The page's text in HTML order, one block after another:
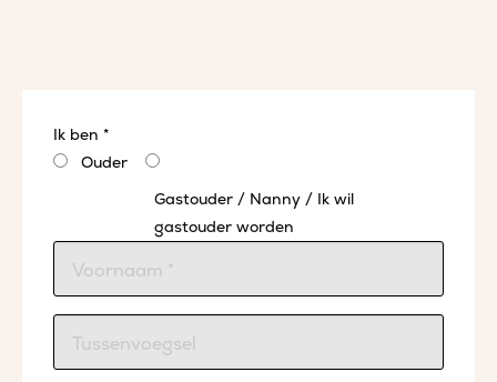
Ik ben *
Ouder
Gastouder / Nanny / Ik wil
gastouder worden